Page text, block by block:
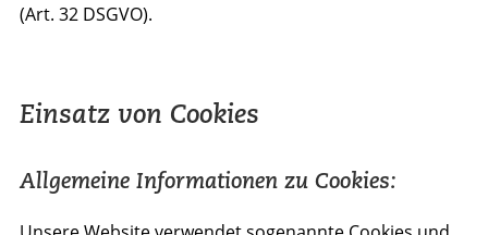
(Art. 32 DSGVO).
Einsatz von Cookies
Allgemeine Informationen zu Cookies: